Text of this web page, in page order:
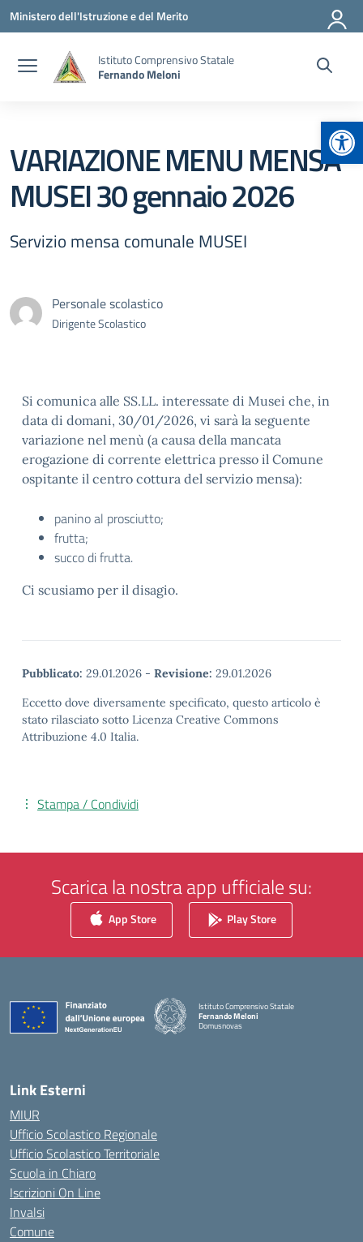
Vai ai contenuti
Vai al menu di navigazione
Vai al footer
Ministero dell'Istruzione e del Merito
Istituto Comprensivo Statale
Fernando Meloni
VARIAZIONE MENU MENSA
MUSEI 30 gennaio 2026
Servizio mensa comunale MUSEI
Personale scolastico
Dirigente Scolastico
Si comunica alle SS.LL. interessate di Musei che, in
data di domani, 30/01/2026, vi sarà la seguente
variazione nel menù (a causa della mancata
erogazione di corrente elettrica presso il Comune
ospitante il centro cottura del servizio mensa):
panino al prosciutto;
frutta;
succo di frutta.
Ci scusiamo per il disagio.
Pubblicato: 29.01.2026 - Revisione: 29.01.2026
Eccetto dove diversamente specificato, questo articolo è
stato rilasciato sotto Licenza Creative Commons
Attribuzione 4.0 Italia.
Stampa / Condividi
Scarica la nostra app ufficiale su:
App Store Play Store
Istituto Comprensivo Statale
Fernando Meloni
Domusnovas
Link Esterni
MIUR
Ufficio Scolastico Regionale
Ufficio Scolastico Territoriale
Scuola in Chiaro
Iscrizioni On Line
Invalsi
Comune